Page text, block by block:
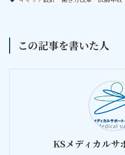
この記事を書いた人
KSメディカルサ